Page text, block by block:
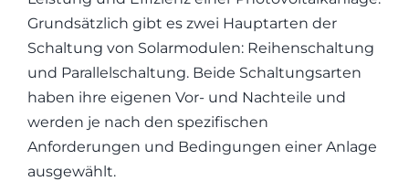
Grundsätzlich gibt es zwei Hauptarten der
Schaltung von Solarmodulen: Reihenschaltung
und Parallelschaltung. Beide Schaltungsarten
haben ihre eigenen Vor- und Nachteile und
werden je nach den spezifischen
Anforderungen und Bedingungen einer Anlage
ausgewählt.